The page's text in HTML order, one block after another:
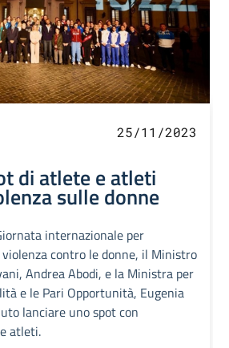
25/11/2023
di atlete e atleti
sulle donne
internazionale per
violenza contro le donne, il Ministro
Andrea Abodi, e la Ministra per
e le Pari Opportunità, Eugenia
lanciare uno spot con
atleti.